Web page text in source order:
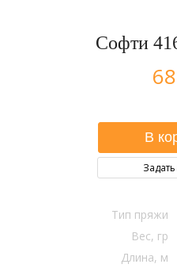
Софти
68
Тип пряжи
Вес, гр
Длина, м